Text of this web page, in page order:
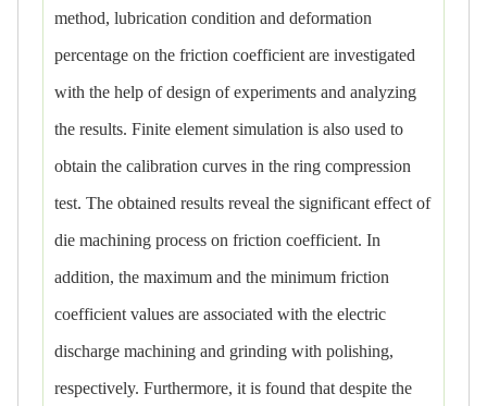
method, lubrication condition and deformation
percentage on the friction coefficient are investigated
with the help of design of experiments and analyzing
the results. Finite element simulation is also used to
obtain the calibration curves in the ring compression
test. The obtained results reveal the significant effect of
die machining process on friction coefficient. In
addition, the maximum and the minimum friction
coefficient values are associated with the electric
discharge machining and grinding with polishing,
respectively. Furthermore, it is found that despite the